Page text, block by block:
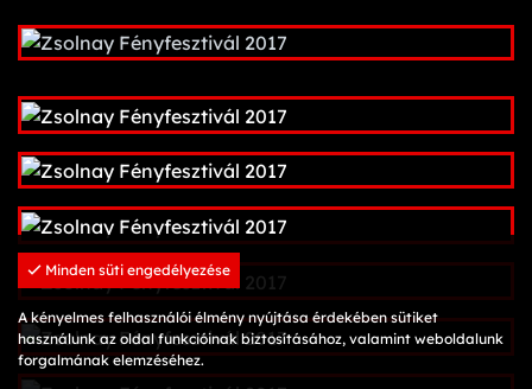
Minden süti engedélyezése
A kényelmes felhasználói élmény nyújtása érdekében sütiket
használunk az oldal funkcióinak biztosításához, valamint weboldalunk
forgalmának elemzéséhez.